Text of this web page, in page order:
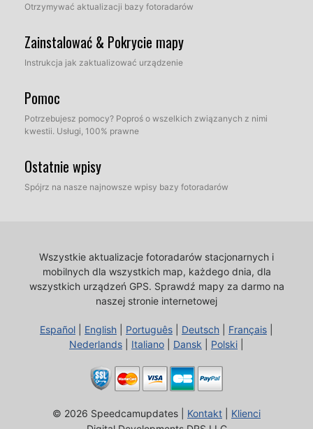
Otrzymywać aktualizacji bazy fotoradarów
Zainstalować & Pokrycie mapy
Instrukcja jak zaktualizować urządzenie
Pomoc
Potrzebujesz pomocy? Poproś o wszelkich związanych z nimi
kwestii. Usługi, 100% prawne
Ostatnie wpisy
Spójrz na nasze najnowsze wpisy bazy fotoradarów
Wszystkie aktualizacje fotoradarów stacjonarnych i
mobilnych dla wszystkich map, każdego dnia, dla
wszystkich urządzeń GPS. Sprawdź mapy za darmo na
naszej stronie internetowej
Español English Português Deutsch Français
Nederlands
Italiano Dansk Polski
© 2026 Speedcamupdates | Kontakt
Klienci